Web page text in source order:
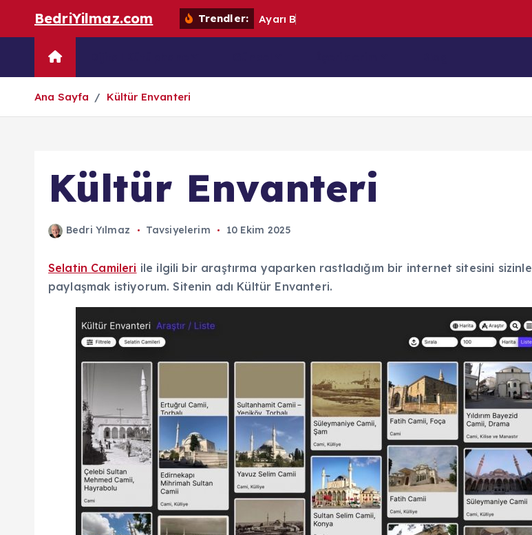
c
BedriYilmaz.com Trendler: Ayarı B
Ana Sayfa Kültür Envanteri
Kültür Envanteri
Bedri Yılmaz Tavsiyelerim 10 Ekim 2025
Selatin Camileri ile ilgili bir araştırma yaparken rastladığım bir internet sitesini sizinle
paylaşmak istiyorum. Sitenin adı Kültür Envanteri.